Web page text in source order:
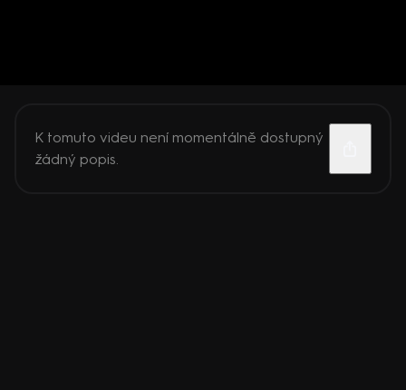
K tomuto videu není momentálně dostupný
žádný popis.